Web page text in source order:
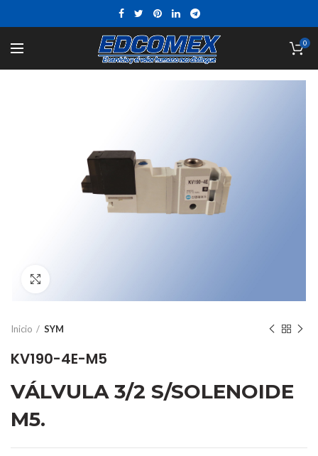
0
Inicio SYM
KV190-4E-M5
VÁLVULA 3/2 S/SOLENOIDE
M5.